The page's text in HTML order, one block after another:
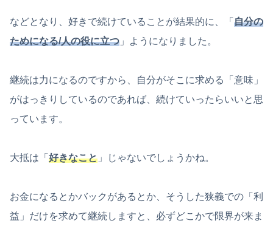
などとなり、好きで続けていることが結果的に、「 自分の
ためになる/人の役に立つ 」ようになりました。
継続は力になるのですから、自分がそこに求める「意味」
がはっきりしているのであれば、続けていったらいいと思
っています。
大抵は「 好きなこと 」じゃないでしょうかね。
お金になるとかバックがあるとか、そうした狭義での「利
益」だけを求めて継続しますと、必ずどこかで限界が来ま